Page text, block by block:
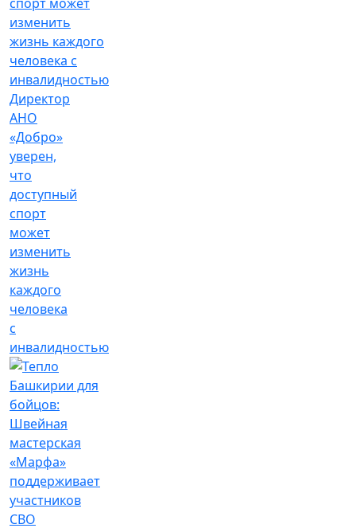
Директор
АНО
«Добро»
уверен,
что
доступный
спорт
может
изменить
жизнь
каждого
человека
с
инвалидностью